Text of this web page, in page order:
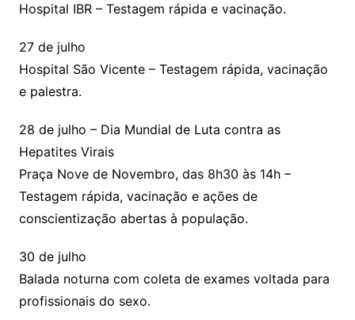
Hospital IBR – Testagem rápida e vacinação.
27 de julho
Hospital São Vicente – Testagem rápida, vacinação
e palestra.
28 de julho – Dia Mundial de Luta contra as
Hepatites Virais
Praça Nove de Novembro, das 8h30 às 14h –
Testagem rápida, vacinação e ações de
conscientização abertas à população.
30 de julho
Balada noturna com coleta de exames voltada para
profissionais do sexo.